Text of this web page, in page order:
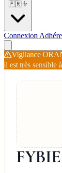
🇫🇷 fr
Connexion
Vigilance
il est très sensible
FYBIE